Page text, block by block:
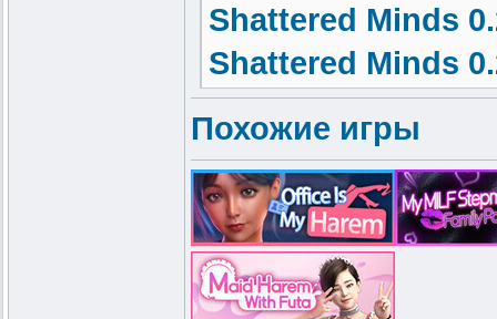
Shattered Minds
Shattered Minds
Похожие игры